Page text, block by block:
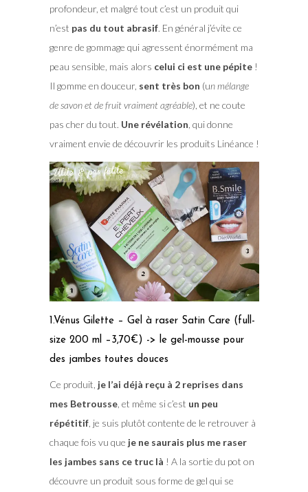
profondeur, et malgré tout c’est un produit qui
n’est pas du tout abrasif. En général j’évite ce
genre de gommage qui agressent énormément ma
peau sensible, mais alors celui ci est une pépite!
Il gomme en douceur, sent très bon (un mélange
de savon et de fruit vraiment agréable), et ne coute
pas cher du tout. Une révélation, qui donne
vraiment envie de découvrir les produits Linéance !
1.Vénus Gilette – Gel à raser Satin Care (full-
size 200 ml –3,70€) -> le gel-mousse pour
des jambes toutes douces
Ce produit, je l’ai déjà reçu à 2 reprises dans
mes Betrousse, et même si c’est un peu
répétitif, je suis plutôt contente de le retrouver à
chaque fois vu que je ne saurais plus me raser
les jambes sans ce truc là ! A la sortie du pot on
découvre un produit sous forme de gel qui se